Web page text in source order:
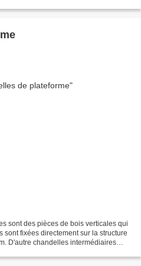
sont des pièces de bois verticales qui
fixées directement sur la structure
D'autre chandelles intermédiaires